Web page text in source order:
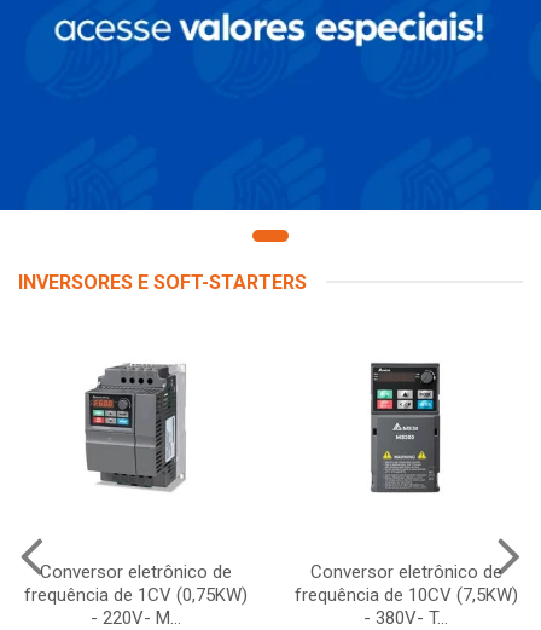
INVERSORES E SOFT-STARTERS
Conversor eletrônico de
frequência de 1CV (0,75KW)
- 220V- M...
Conversor eletrônico de
frequência de 10CV (7,5KW)
- 380V- T...